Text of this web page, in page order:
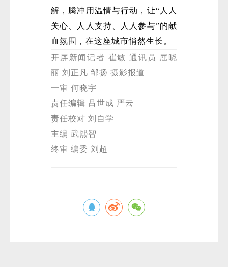
解，腾冲用温情与行动，让“人人
关心、人人支持、人人参与”的献
血氛围，在这座城市悄然生长。
开屏新闻记者 崔敏 通讯员 屈晓
丽 刘正凡 邹扬 摄影报道
一审 何晓宇
责任编辑 吕世成 严云
责任校对 刘自学
主编 武熙智
终审 编委 刘超